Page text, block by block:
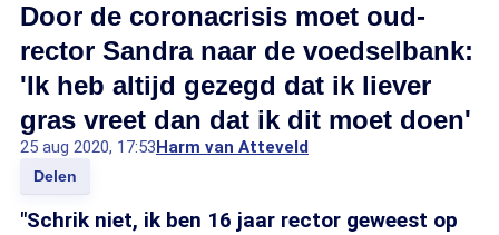
Door de coronacrisis moet oud-
rector Sandra naar de voedselbank:
'Ik heb altijd gezegd dat ik liever
gras vreet dan dat ik dit moet doen'
25 aug 2020, 17:53Harm van Atteveld
Delen
"Schrik niet, ik ben 16 jaar rector geweest op